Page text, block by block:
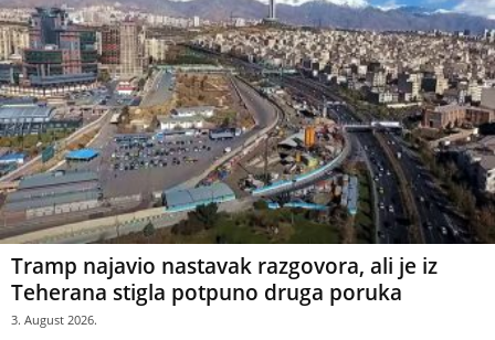
Tramp najavio nastavak razgovora, ali je iz
Teherana stigla potpuno druga poruka
3. August 2026.